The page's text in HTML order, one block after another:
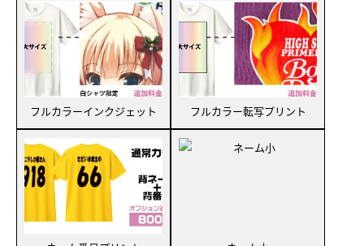
フルカラーインクジェット フルカラー転写プリント